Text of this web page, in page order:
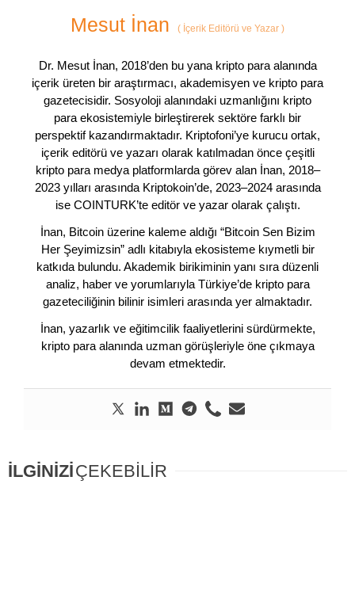
Mesut İnan ( İçerik Editörü ve Yazar )
Dr. Mesut İnan, 2018’den bu yana kripto para alanında
içerik üreten bir araştırmacı, akademisyen ve kripto para
gazetecisidir. Sosyoloji alanındaki uzmanlığını kripto
para ekosistemiyle birleştirerek sektöre farklı bir
perspektif kazandırmaktadır. Kriptofoni’ye kurucu ortak,
içerik editörü ve yazarı olarak katılmadan önce çeşitli
kripto para medya platformlarda görev alan İnan, 2018–
2023 yılları arasında Kriptokoin’de, 2023–2024 arasında
ise COINTURK’te editör ve yazar olarak çalıştı.
İnan, Bitcoin üzerine kaleme aldığı “Bitcoin Sen Bizim
Her Şeyimizsin” adlı kitabıyla ekosisteme kıymetli bir
katkıda bulundu. Akademik birikiminin yanı sıra düzenli
analiz, haber ve yorumlarıyla Türkiye’de kripto para
gazeteciliğinin bilinir isimleri arasında yer almaktadır.
İnan, yazarlık ve eğitimcilik faaliyetlerini sürdürmekte,
kripto para alanında uzman görüşleriyle öne çıkmaya
devam etmektedir.
İLGİNİZİÇEKEBİLİR